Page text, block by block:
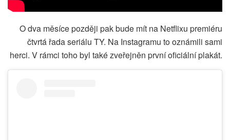
O dva měsíce později pak bude mít na Netflixu premiéru
čtvrtá řada seriálu TY. Na Instagramu to oznámili sami
herci. V rámci toho byl také zveřejněn první oficiální plakát.